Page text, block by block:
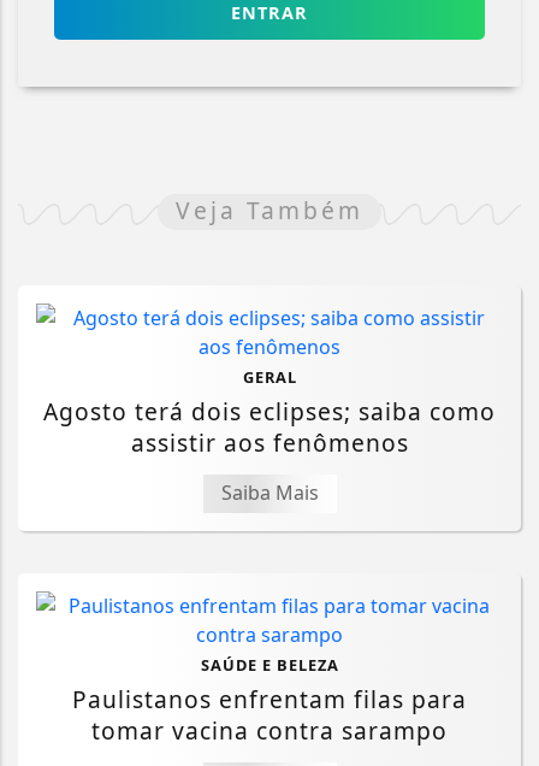
ENTRAR
Veja Também
GERAL
Agosto terá dois eclipses; saiba como
assistir aos fenômenos
Saiba Mais
SAÚDE E BELEZA
Paulistanos enfrentam filas para
tomar vacina contra sarampo